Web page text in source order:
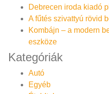
Debrecen iroda kiadó
A fűtés szivattyú rövid
Kombájn – a modern
eszköze
Kategóriák
Autó
Egyéb